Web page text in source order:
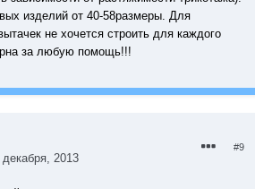
изделий от 40-58размеры. Для
не хочется строить для каждого
за любую помощь!!!
декабря, 2013
#9